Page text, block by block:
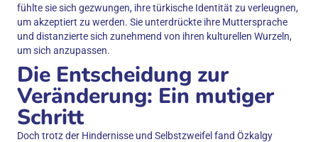
fühlte sie sich gezwungen, ihre türkische Identität zu verleugnen,
um akzeptiert zu werden. Sie unterdrückte ihre Muttersprache
und distanzierte sich zunehmend von ihren kulturellen Wurzeln,
um sich anzupassen.
Die Entscheidung zur
Veränderung: Ein mutiger
Schritt
Doch trotz der Hindernisse und Selbstzweifel fand Özkalgy